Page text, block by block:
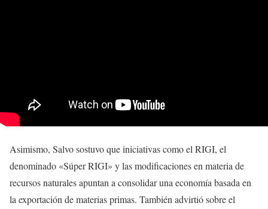
Asimismo, Salvo sostuvo que iniciativas como el RIGI, el
denominado «Súper RIGI» y las modificaciones en materia de
recursos naturales apuntan a consolidar una economía basada en
la exportación de materias primas. También advirtió sobre el